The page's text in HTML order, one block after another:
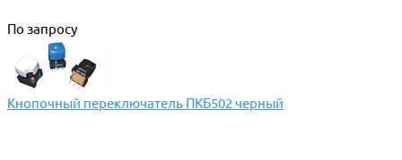
По запросу
Кнопочный переключатель ПКБ502 черный